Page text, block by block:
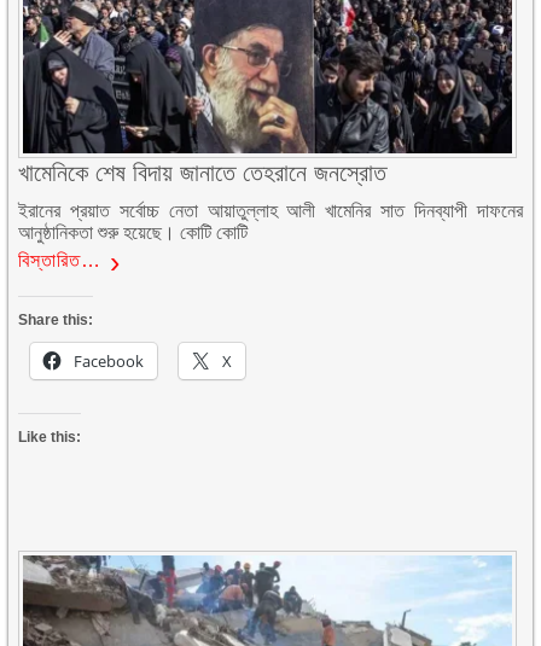
খামেনিকে শেষ বিদায় জানাতে তেহরানে জনস্রোত
ইরানের প্রয়াত সর্বোচ্চ নেতা আয়াতুল্লাহ আলী খামেনির সাত দিনব্যাপী দাফনের
আনুষ্ঠানিকতা শুরু হয়েছে। কোটি কোটি
বিস্তারিত…
Share this:
Facebook X
Like this: